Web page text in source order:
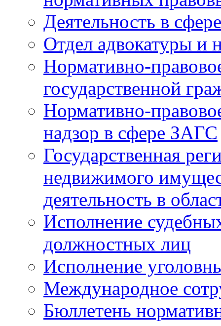
Деятельность в
Отдел адвокатуры и
Нормативно-
государственной
Нормативно-
надзор в сфере ЗАГС
Государственная
недвижимого
деятельность в
Исполнение
должностных лиц
Исполнение
Международное
Бюллетень